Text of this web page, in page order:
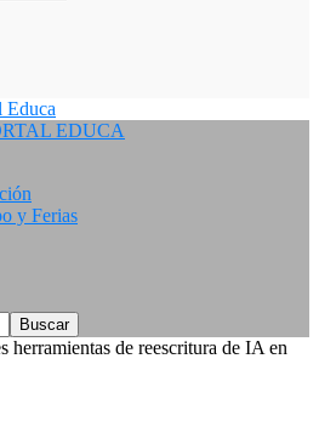
Educa
y Ferias
herramientas de reescritura de IA en